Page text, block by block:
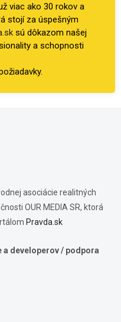
viac ako 30 rokov a
stojí za úspešným
sú dôkazom našej
a schopnosti
asociácie realitných
OUR MEDIA SR, ktorá
Pravda.sk
a developerov / podpora